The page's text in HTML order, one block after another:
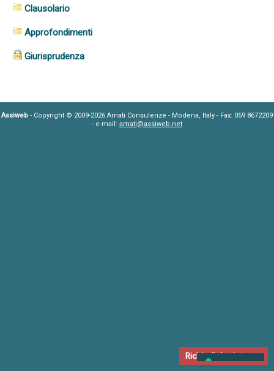
Clausolario
Approfondimenti
Giurisprudenza
Assiweb - Copyright © 2009-2026 Amati Consulenze - Modena, Italy - Fax: 059 8672209
- e-mail: amati@assiweb.net
Richiedi Assistenza